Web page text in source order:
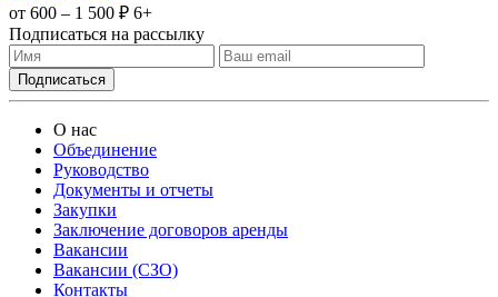
от 600 – 1 500 ₽ 6+
Подписаться на рассылку
О нас
Объединение
Руководство
Документы и отчеты
Закупки
Заключение договоров аренды
Вакансии
Вакансии (СЗО)
Контакты